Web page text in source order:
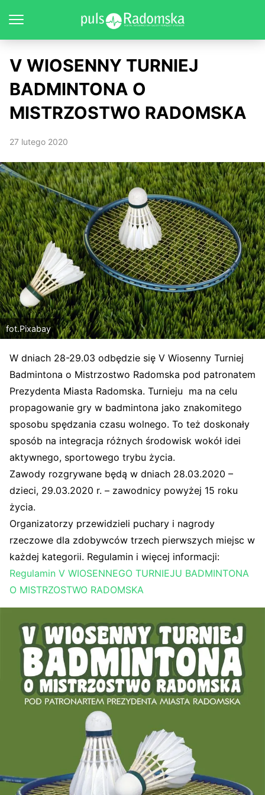
V WIOSENNY TURNIEJ
BADMINTONA O
MISTRZOSTWO RADOMSKA
27 lutego 2020
fot.Pixabay
W dniach 28-29.03 odbędzie się V Wiosenny Turniej
Badmintona o Mistrzostwo Radomska pod patronatem
Prezydenta Miasta Radomska. Turnieju ma na celu
propagowanie gry w badmintona jako znakomitego
sposobu spędzania czasu wolnego. To też doskonały
sposób na integracja różnych środowisk wokół idei
aktywnego, sportowego trybu życia.
Zawody rozgrywane będą w dniach 28.03.2020 –
dzieci, 29.03.2020 r. – zawodnicy powyżej 15 roku
życia.
Organizatorzy przewidzieli puchary i nagrody
rzeczowe dla zdobywców trzech pierwszych miejsc w
każdej kategorii. Regulamin i więcej informacji:
Regulamin V WIOSENNEGO TURNIEJU BADMINTONA
O MISTRZOSTWO RADOMSKA